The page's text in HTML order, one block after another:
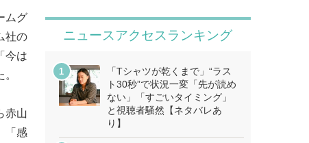
ムグ
社の
今は
赤山
「感
ニュースアクセスランキング
「Tシャツが乾くまで」“ラス
ト30秒”で状況一変「先が読め
ない」「すごいタイミング」
と視聴者騒然【ネタバレあ
り】